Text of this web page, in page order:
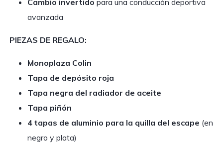
Cambio invertido para una conducción deportiva
avanzada
PIEZAS DE REGALO:
Monoplaza Colin
Tapa de depósito roja
Tapa negra del radiador de aceite
Tapa piñón
4 tapas de aluminio para la quilla del escape (en
negro y plata)